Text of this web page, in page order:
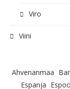
Viro
Viini
Ahvenanmaa
Espanja Espoo